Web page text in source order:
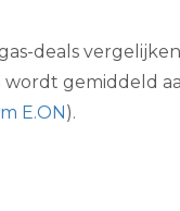
deals
gemiddeld
E.ON).